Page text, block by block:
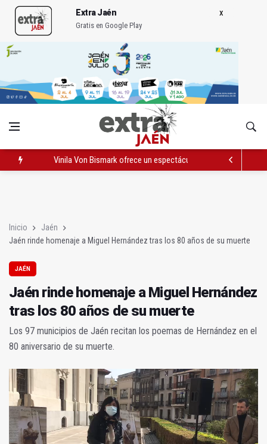
Extra Jaén
Gratis en Google Play
Vinila Von Bismark ofrece un espectáculo "rompedor" en el
Inicio
Jaén
Jaén rinde homenaje a Miguel Hernández tras los 80 años de su muerte
JAÉN
Jaén rinde homenaje a Miguel Hernández
tras los 80 años de su muerte
Los 97 municipios de Jaén recitan los poemas de Hernández en el
80 aniversario de su muerte.